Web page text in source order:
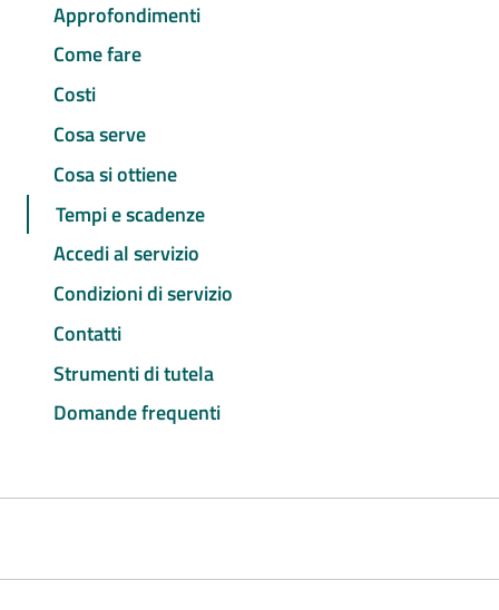
Approfondimenti
Come fare
Costi
Cosa serve
Cosa si ottiene
Tempi e scadenze
Accedi al servizio
Condizioni di servizio
Contatti
Strumenti di tutela
Domande frequenti